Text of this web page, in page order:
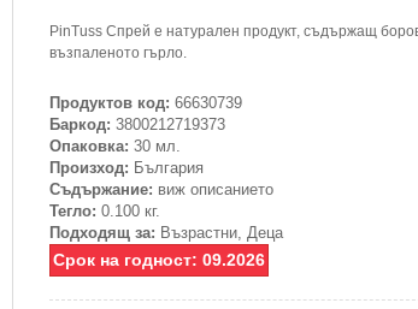
PinTuss Спрей е натурален продукт, съдържащ
възпаленото гърло.
Продуктов код: 66630739
Баркод: 3800212719373
Опаковка: 30 мл.
Произход: България
Съдържание: виж описанието
Тегло: 0.100 кг.
Подходящ за: Възрастни, Деца
Срок на годност: 09.2026